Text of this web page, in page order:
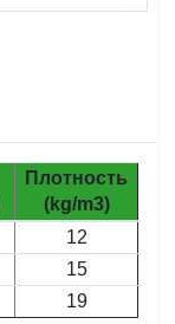
Плотность
(kg/m3)
12
15
19